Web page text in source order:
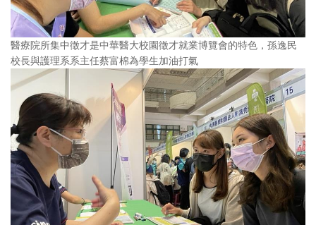
醫療院所集中徵才是中華醫大校園徵才就業博覽會的特色，孫逸民
校長與護理系系主任蔡富棉為學生加油打氣